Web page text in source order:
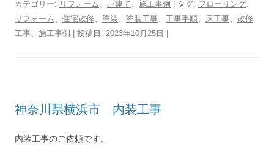
カテゴリー: リフォーム、 戸建て、 施工事例 | タグ: フローリング、
リフォーム、 住宅改修、 塗装、 塗装工事、 工事手順、 床工事、 改修
工事、 施工事例 | 投稿日: 2023年10月25日
神奈川県横浜市 内装工事
内装工事のご依頼です。